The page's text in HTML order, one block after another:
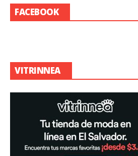
FACEBOOK
VITRINNEA